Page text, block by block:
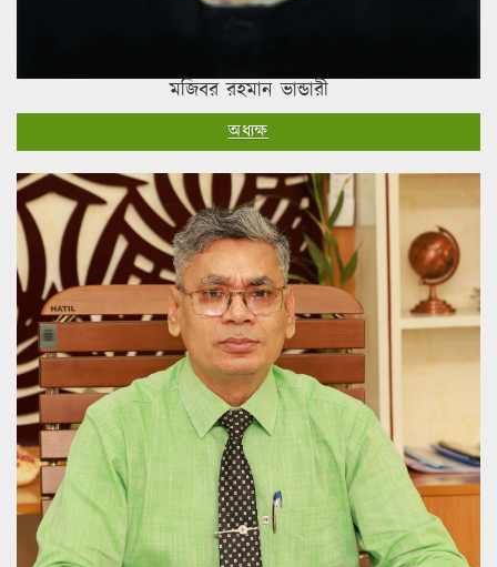
মজিবর রহমান ভান্ডারী
অধ্যক্ষ